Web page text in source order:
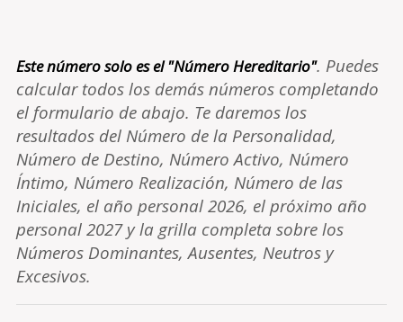
Este número solo es el "Número Hereditario". Puedes
calcular todos los demás números completando
el formulario de abajo. Te daremos los
resultados del Número de la Personalidad,
Número de Destino, Número Activo, Número
Íntimo, Número Realización, Número de las
Iniciales, el año personal 2026, el próximo año
personal 2027 y la grilla completa sobre los
Números Dominantes, Ausentes, Neutros y
Excesivos.